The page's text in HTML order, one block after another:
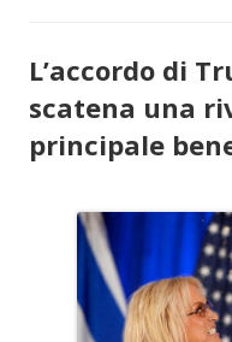
L’accordo di
scatena una
principale